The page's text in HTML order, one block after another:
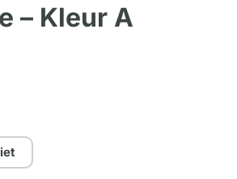
– Kleur A